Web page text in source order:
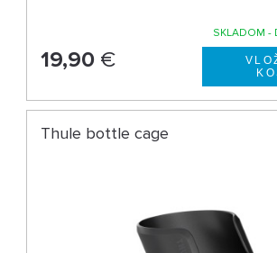
SKLADOM -
19,90 €
Thule bottle cage